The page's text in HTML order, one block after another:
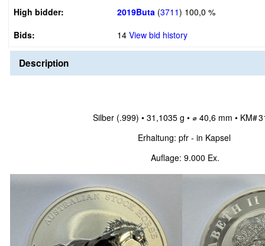
High bidder:
2019Buta (3711) 100,0 %
Bids:
14 View bid history
Description
Silber (.999) • 31,1035 g • ⌀ 40,6 mm • KM#
Erhaltung: pfr - in Kapsel
Auflage: 9.000 Ex.